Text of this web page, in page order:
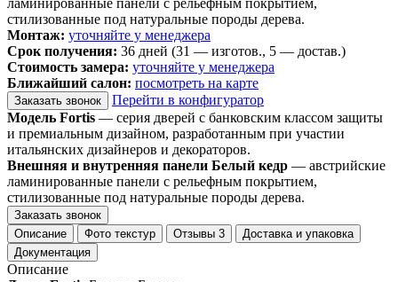
стилизованные под натуральные породы дерева.
Монтаж: уточняйте у менеджера
Срок получения: 36 дней (31 — изготов., 5 — достав.)
Стоимость замера: уточняйте у менеджера
Ближайший салон: посмотреть на карте
Заказать звонок
Перейти в конфигуратор
Модель Fortis — серия дверей с банковским классом защиты
и премиальным дизайном, разработанным при участии
итальянских дизайнеров и декораторов.
Внешняя и внутренняя панели Белый кедр — австрийские
ламинированные панели с рельефным покрытием,
стилизованные под натуральные породы дерева.
Заказать звонок
Описание
Фото текстур Отзывы 3
Доставка и упаковка
Документация
Описание